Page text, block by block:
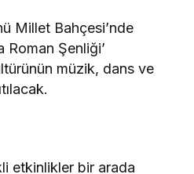
Millet Bahçesi’nde
Roman Şenliği’
müzik, dans ve
etkinlikler bir arada